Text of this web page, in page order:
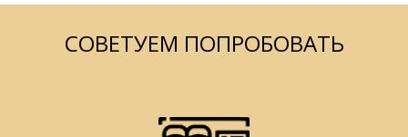
СОВЕТУЕМ ПОПРОБОВАТЬ